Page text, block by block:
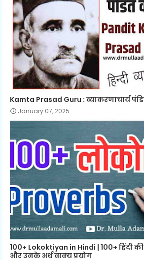
Kamta Prasad Guru : व्याकरणाचार्य
January 07, 2025
100+ Lokoktiyan in Hindi | 100+ हिंदी
और उनके अर्थ वाक्य प्रयोग